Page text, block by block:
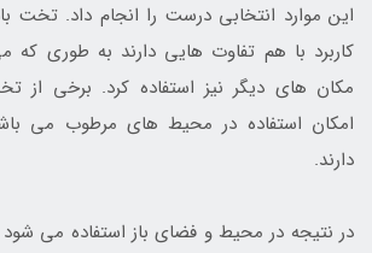
این موارد انتخابی درست را انجام داد.
کاربرد با هم تفاوت هایی دارند به طوری که
مکان های دیگر نیز استفاده کرد. برخی از
امکان استفاده در محیط های مرطوب می
دارند.
در نتیجه در محیط و فضای باز استفاده می